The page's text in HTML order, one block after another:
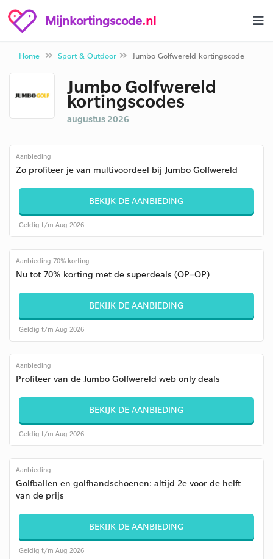
Mijnkortingscode.nl
Home Sport & Outdoor Jumbo Golfwereld kortingscode
Jumbo Golfwereld
kortingscodes
augustus 2026
Aanbieding
Zo profiteer je van multivoordeel bij Jumbo Golfwereld
BEKIJK DE AANBIEDING
Geldig t/m Aug 2026
Aanbieding 70% korting
Nu tot 70% korting met de superdeals (OP=OP)
BEKIJK DE AANBIEDING
Geldig t/m Aug 2026
Aanbieding
Profiteer van de Jumbo Golfwereld web only deals
BEKIJK DE AANBIEDING
Geldig t/m Aug 2026
Aanbieding
Golfballen en golfhandschoenen: altijd 2e voor de helft
van de prijs
BEKIJK DE AANBIEDING
Geldig t/m Aug 2026